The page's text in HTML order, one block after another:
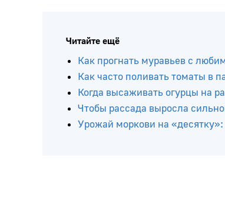
Читайте ещё
Как прогнать муравьев с
Как часто поливать томаты в
Когда высаживать огурцы на
Чтобы рассада выросла
Урожай моркови на